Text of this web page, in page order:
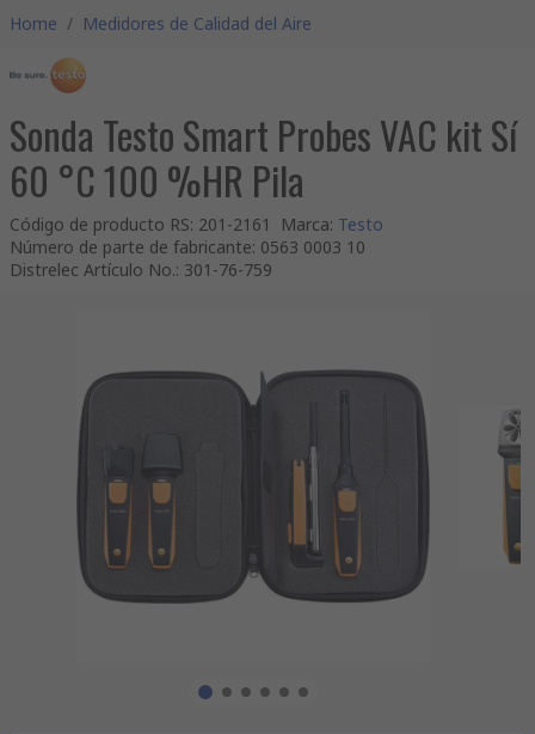
Home / Medidores de Calidad del Aire
Sonda Testo Smart Probes VAC kit Sí
60 °C 100 %HR Pila
Código de producto RS: 201-2161 Marca: Testo
Número de parte de fabricante: 0563 0003 10
Distrelec Artículo No.: 301-76-759